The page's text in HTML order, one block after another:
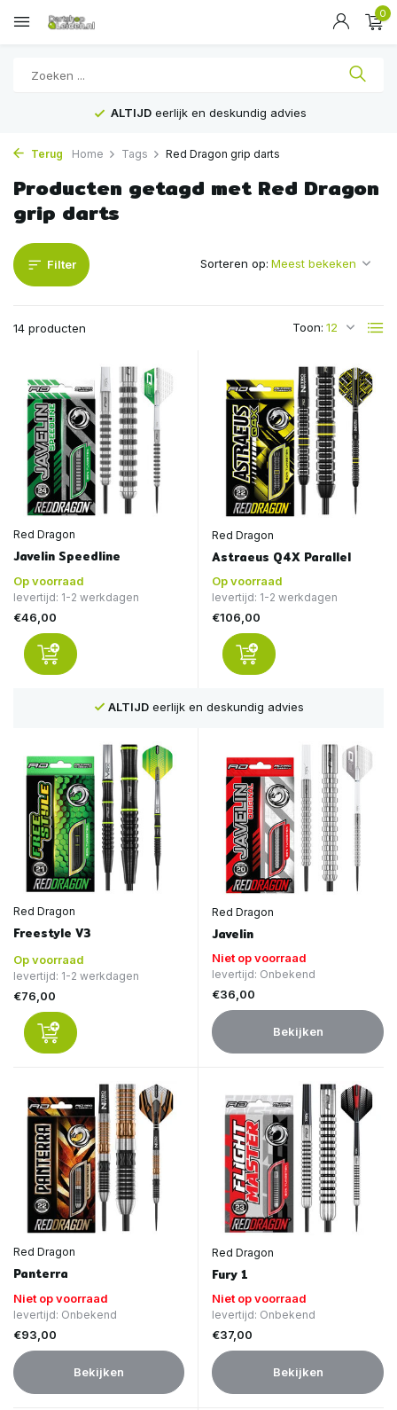
0
ALTIJD eerlijk en deskundig advies
Terug Home Tags Red Dragon grip darts
Producten getagd met Red Dragon
grip darts
Filter
14 producten Toon:
Sorteren op:
Red Dragon
Javelin Speedline
Op voorraad
levertijd: 1-2 werkdagen
€46,00
Red Dragon
Astraeus Q4X Parallel
Op voorraad
levertijd: 1-2 werkdagen
€106,00
ALTIJDeerlijk en deskundig advies
Red Dragon
Freestyle V3
Op voorraad
levertijd: 1-2 werkdagen
€76,00
Red Dragon
Javelin
Niet op voorraad
levertijd: Onbekend
€36,00
Bekijken
Red Dragon
Panterra
Niet op voorraad
levertijd: Onbekend
€93,00
Bekijken
Red Dragon
Fury 1
Niet op voorraad
levertijd: Onbekend
€37,00
Bekijken